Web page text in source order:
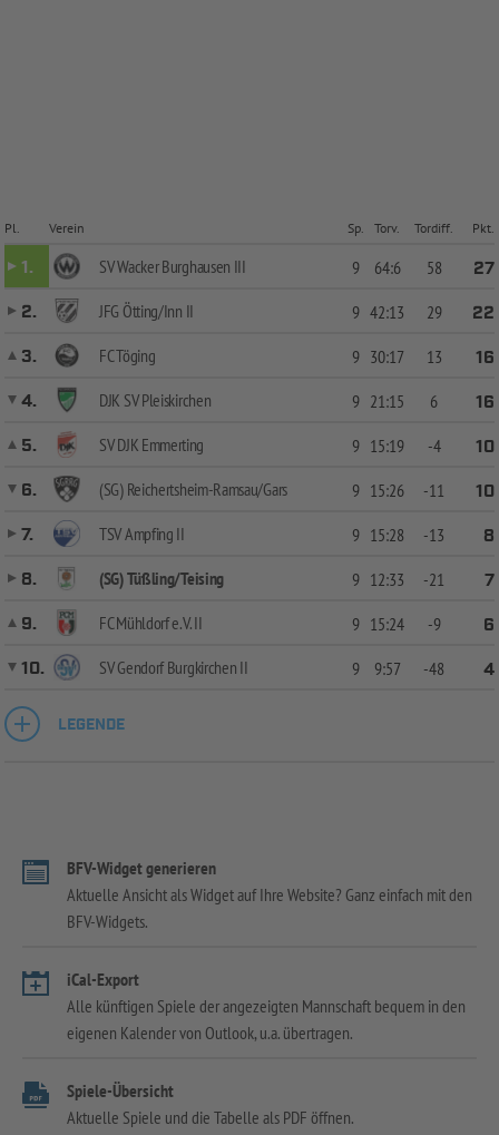
Pl. Verein Sp. Torv. Tordiff. Pkt.
1. SV Wacker Burghausen III 9 64:6 58
27
2.
JFG Ötting/Inn II 9 42:13 29
22
3.
FC Töging 9 30:17 13
16
4.
DJK SV Pleiskirchen 9 21:15 6
16
5.
SV DJK Emmerting 9 15:19 -4
10
6.
(SG) Reichertsheim-Ramsau/Gars 9 15:26 -11
10
7.
TSV Ampfing II 9 15:28 -13
8
8.
(SG) Tüßling/Teising 9 12:33 -21
7
9.
FC Mühldorf e.V. II 9 15:24 -9
6
10.
SV Gendorf Burgkirchen II 9 9:57 -48 4
LEGENDE
BFV-Widget generieren
Aktuelle Ansicht als Widget auf Ihre Website? Ganz einfach mit den
BFV-Widgets.
iCal-Export
Alle künftigen Spiele der angezeigten Mannschaft bequem in den
eigenen Kalender von Outlook, u.a. übertragen.
Spiele-Übersicht
Aktuelle Spiele und die Tabelle als PDF öffnen.